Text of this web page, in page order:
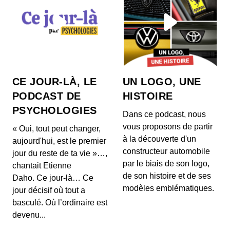
#37 avec Océane Tremmel et Clément
Savary : « On a créé un deck virtuel
pour les streamers. »
00:35:47 - IL Y A 10 MOIS
Pour en savoir plus sur les différents sujets de la
semaine : https://www.lesnumeriques.com/emiss...
#36 avec Laurence Meunier : « Netflix
est un concurrent qu’on ne peut pas
éviter. »
00:32:14 - IL Y A 10 MOIS
Pour en savoir plus sur les différents sujets de la
semaine : https://www.lesnumeriques.com/emiss...
#35 avec Mathieu Dos Santos :
« Google est plombé par la partie
modem de ses Pixel 10. »
00:43:57 - IL Y A 11 MOIS
Pour en savoir plus sur les différents sujets de la
semaine : https://www.lesnumeriques.com/emiss...
#34 avec Renaud Labracherie : « On va
CE JOUR-LÀ, LE
PODCAST DE
PSYCHOLOGIES
« Oui, tout peut changer,
aujourd'hui, est le premier
jour du reste de ta vie »…,
chantait Etienne
Daho. Ce jour-là… Ce
jour décisif où tout a
basculé. Où l’ordinaire est
devenu...
UN LOGO, UNE
HISTOIRE
Dans ce podcast, nous
vous proposons de partir
à la découverte d'un
constructeur automobile
par le biais de son logo,
de son histoire et de ses
modèles emblématiques.